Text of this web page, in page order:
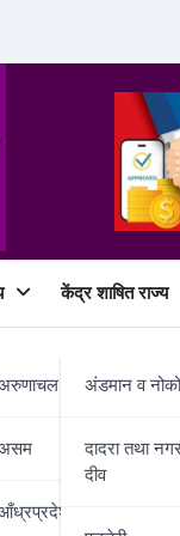
प्रदेश
केंद्र शाषित राज्य
अंडमान व
दादरा तथा
दीव
हुए